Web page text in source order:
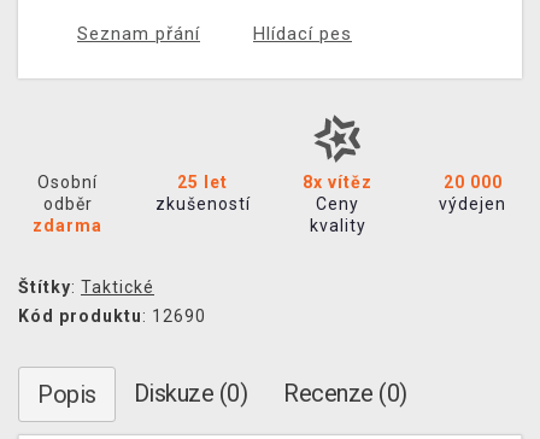
Seznam přání Hlídací pes
Osobní
odběr
zdarma
25 let
zkušeností
8x vítěz
Ceny
kvality
20 000
výdejen
Štítky: Taktické
Kód produktu: 12690
Popis Diskuze (0) Recenze (0)